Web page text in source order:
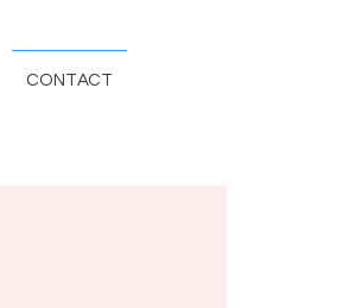
CONTACT